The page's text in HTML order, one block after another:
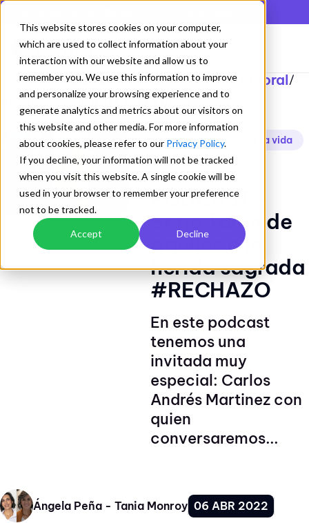
This website stores cookies on your computer,
which are used to collect information about your
interaction with our website and allow us to
remember you. We use this information to improve
and personalize your browsing experience and to
generate analytics and metrics about our visitors on
this website and other media. For more information
about cookies, please refer to our Privacy Policy.
If you decline, your information will not be tracked
when you visit this website. A single cookie will be
used in your browser to remember your preference
not to be tracked.
Accept Decline
Ser feliz - Balance vida personal y laboral/
heridas sagradas de la vida
heridas sagradas de la vida
rechazo
PODCAST -
Serie Talón de
aquiles o la
herida sagrada
#RECHAZO
En este podcast
tenemos una
invitada muy
especial: Carlos
Andrés Martinez con
quien
conversaremos...
Ángela Peña - Tania Monroy 06 ABR 2022